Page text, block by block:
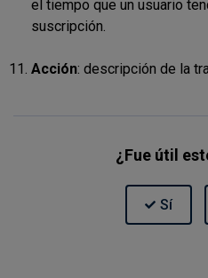
el tiempo que un usuario
suscripción.
Acción: descripción de la
¿Fue útil